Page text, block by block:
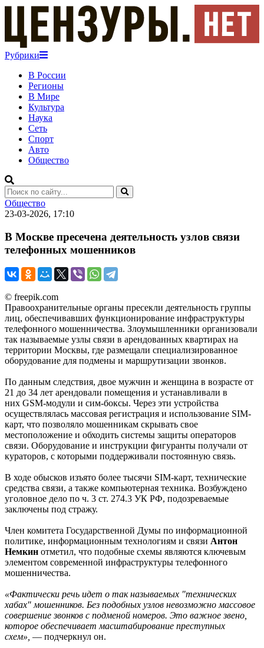
Рубрики
В России
Регионы
В Мире
Культура
Наука
Сеть
Спорт
Авто
Общество
Общество
23-03-2026, 17:10
В Москве пресечена деятельность узлов связи
телефонных мошенников
© freepik.com
Правоохранительные органы пресекли деятельность группы
лиц, обеспечивавших функционирование инфраструктуры
телефонного мошенничества. Злоумышленники организовали
так называемые узлы связи в арендованных квартирах на
территории Москвы, где размещали специализированное
оборудование для подмены и маршрутизации звонков.
По данным следствия, двое мужчин и женщина в возрасте от
21 до 34 лет арендовали помещения и устанавливали в
них GSM-модули и сим-боксы. Через эти устройства
осуществлялась массовая регистрация и использование SIM-
карт, что позволяло мошенникам скрывать свое
местоположение и обходить системы защиты операторов
связи. Оборудование и инструкции фигуранты получали от
кураторов, с которыми поддерживали постоянную связь.
В ходе обысков изъято более тысячи SIM-карт, технические
средства связи, а также компьютерная техника. Возбуждено
уголовное дело по ч. 3 ст. 274.3 УК РФ, подозреваемые
заключены под стражу.
Член комитета Государственной Думы по информационной
политике, информационным технологиям и связи Антон
Немкин отметил, что подобные схемы являются ключевым
элементом современной инфраструктуры телефонного
мошенничества.
«Фактически речь идет о так называемых "технических
хабах" мошенников. Без подобных узлов невозможно массовое
совершение звонков с подменой номеров. Это важное звено,
которое обеспечивает масштабирование преступных
схем», — подчеркнул он.